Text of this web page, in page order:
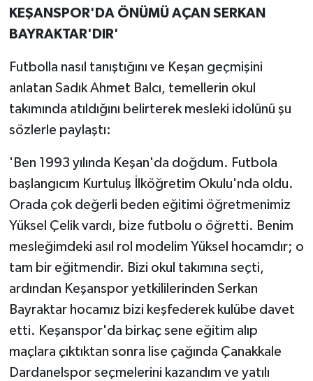
KEŞANSPOR'DA ÖNÜMÜ AÇAN SERKAN
BAYRAKTAR'DIR'
Futbolla nasıl tanıştığını ve Keşan geçmişini
anlatan Sadık Ahmet Balcı, temellerin okul
takımında atıldığını belirterek mesleki idolünü şu
sözlerle paylaştı:
'Ben 1993 yılında Keşan'da doğdum. Futbola
başlangıcım Kurtuluş İlköğretim Okulu'nda oldu.
Orada çok değerli beden eğitimi öğretmenimiz
Yüksel Çelik vardı, bize futbolu o öğretti. Benim
mesleğimdeki asıl rol modelim Yüksel hocamdır; o
tam bir eğitmendir. Bizi okul takımına seçti,
ardından Keşanspor yetkililerinden Serkan
Bayraktar hocamız bizi keşfederek kulübe davet
etti. Keşanspor'da birkaç sene eğitim alıp
maçlara çıktıktan sonra lise çağında Çanakkale
Dardanelspor seçmelerini kazandım ve yatılı